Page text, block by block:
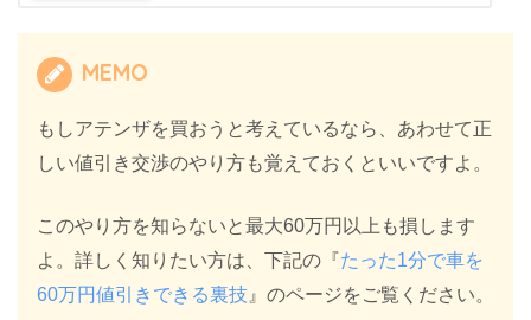
MEMO
もしアテンザを買おうと考えているなら、あわせて正
しい値引き交渉のやり方も覚えておくといいですよ。
このやり方を知らないと最大60万円以上も損します
よ。詳しく知りたい方は、下記の『たった1分で車を
60万円値引きできる裏技 』のページをご覧ください。